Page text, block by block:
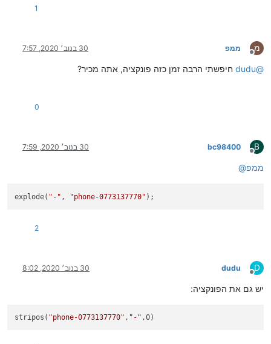
1
מ
מנותק
ממפ 30 בנוב׳ 2020, 7:57
@
dudu חיפשתי הרבה זמן כזה פונקציה, אתה מכיר?
0
B
מנותק
bc98400 30 בנוב׳ 2020, 7:59
@ממפ
explode( "-" , "phone-0773137770" );
2
D
מנותק
dudu 30 בנוב׳ 2020, 8:02
יש גם את הפונקציה:
stripos( "phone-0773137770" , "-" ,0)